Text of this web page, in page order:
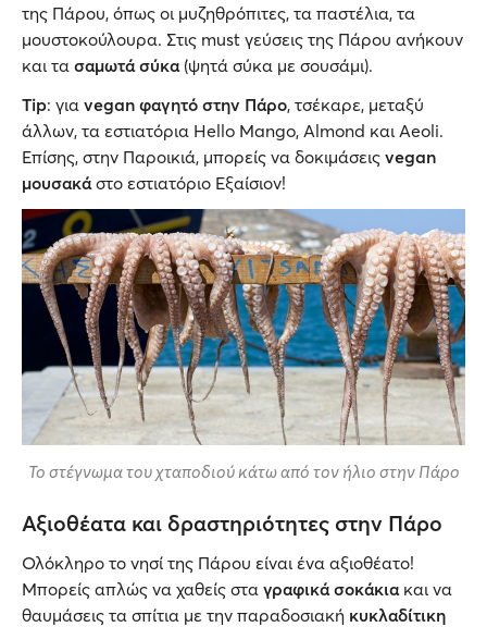
της Πάρου, όπως οι μυζηθρόπιτες, τα παστέλια, τα
μουστοκούλουρα. Στις must γεύσεις της Πάρου ανήκουν
και τα σαμωτά σύκα (ψητά σύκα με σουσάμι).
Tip: για vegan φαγητό στην Πάρο, τσέκαρε, μεταξύ
άλλων, τα εστιατόρια Hello Mango, Almond και Aeoli.
Επίσης, στην Παροικιά, μπορείς να δοκιμάσεις vegan
μουσακάστο εστιατόριο Εξαίσιον!
Το στέγνωμα του χταποδιού κάτω από τον ήλιο στην Πάρο
Αξιοθέατα και δραστηριότητες στην Πάρο
Ολόκληρο το νησί της Πάρου είναι ένα αξιοθέατο!
Μπορείς απλώς να χαθείς στα γραφικά σοκάκιακαι να
θαυμάσεις τα σπίτια με την παραδοσιακή κυκλαδίτικη